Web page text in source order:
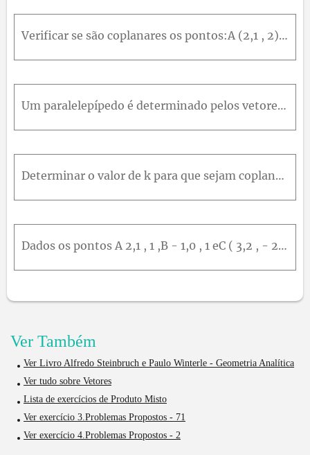
Verificar se são coplanares os pontos:A (2,1 , 2) , B (0,1 , - 2) , C (1,0 , - 3) e D ( 3,1 , - 2 )
Um paralelepípedo é determinado pelos vetores u → = 3 , - 1,4 ,v → = 2,0 , 1 e w → = ( - 2,1 , 5 ) . Calcular seu volume e a altura relativa à base definida pelos vetores u →ev → .
Determinar o valor de k para que sejam coplanares os vetores: u → = 2 , k , 1 ,v → = 1,2 , k e w → ( 3,0 , - 3 )
Dados os pontos A 2,1 , 1 ,B - 1,0 , 1 eC ( 3,2 , - 2 ) , determinar o ponto D do eixo O z para que o volume do paralelepípedo determinado por A B → ,A C → e A D → seja 25u . v .
Ver Também
Ver Livro Alfredo Steinbruch e Paulo Winterle - Geometria Analítica
Ver tudo sobre Vetores
Lista de exercícios de Produto Misto
Ver exercício 3.Problemas Propostos - 71
Ver exercício 4.Problemas Propostos - 2